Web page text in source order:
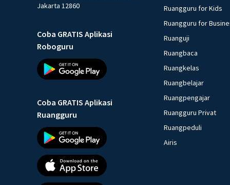
Jakarta 12860
Coba GRATIS Aplikasi
Roboguru
Coba GRATIS Aplikasi
Ruangguru
Ruangguru for Kids
Ruangguru for
Ruanguji
Ruangbaca
Ruangkelas
Ruangbelajar
Ruangpengajar
Ruangguru Privat
Ruangpeduli
Airis